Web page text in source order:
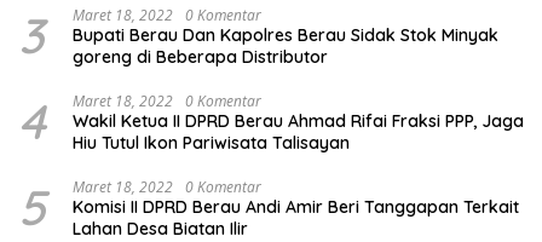
3 Maret 18, 2022 0 Komentar
Bupati Berau Dan Kapolres Berau Sidak Stok Minyak
goreng di Beberapa Distributor
4 Maret 18, 2022 0 Komentar
Wakil Ketua II DPRD Berau Ahmad Rifai Fraksi PPP, Jaga
Hiu Tutul Ikon Pariwisata Talisayan
5 Maret 18, 2022 0 Komentar
Komisi II DPRD Berau Andi Amir Beri Tanggapan Terkait
Lahan Desa Biatan Ilir